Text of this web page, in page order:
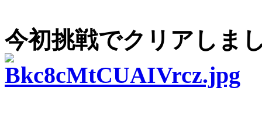
今初挑戦でクリアしま